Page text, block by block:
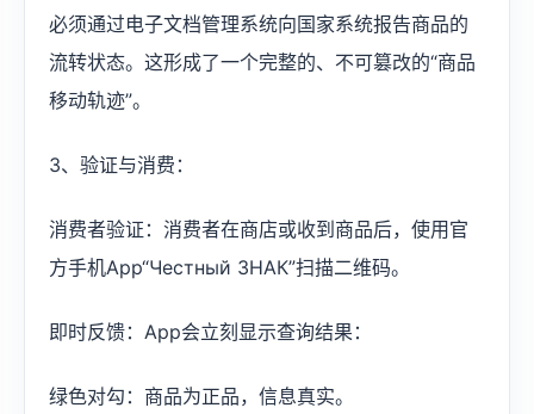
必须通过电子文档管理系统向国家系统报告商品的
流转状态。这形成了一个完整的、不可篡改的“商品
移动轨迹”。
3、验证与消费：
消费者验证：消费者在商店或收到商品后，使用官
方手机App“Честный ЗНАК”扫描二维码。
即时反馈：App会立刻显示查询结果：
绿色对勾：商品为正品，信息真实。